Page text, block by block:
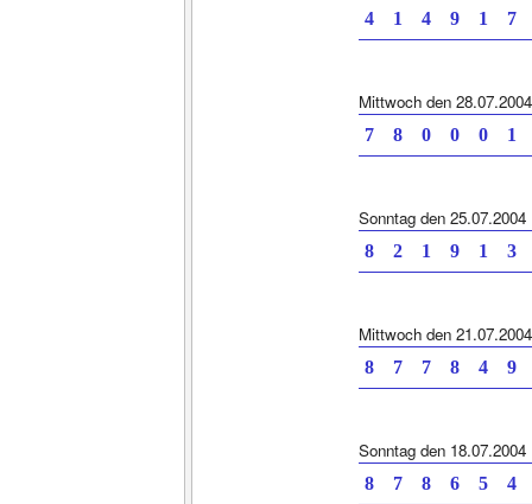
4 1 4 9 1
Mittwoch den 28.07.2004
7 8 0 0 0
Sonntag den 25.07.2004
8 2 1 9 1
Mittwoch den 21.07.2004
8 7 7 8 4
Sonntag den 18.07.2004
8 7 8 6 5